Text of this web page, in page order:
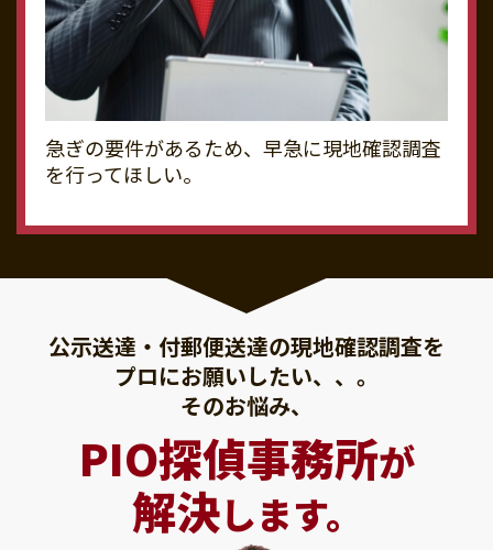
急ぎの要件があるため、早急に現地確認調査
を行ってほしい。
公示送達・付郵便送達の現地確認調査を
プロにお願いしたい、、。
そのお悩み、
PIO探偵事務所が
解決します。